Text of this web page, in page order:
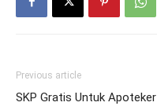
Previous article
SKP Gratis Untuk Apoteker